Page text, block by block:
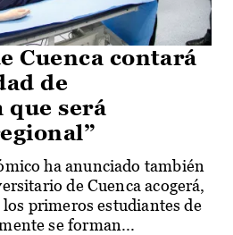
Cuenca contará
de
que será
ha anunciado también
de Cuenca acogerá,
primeros estudiantes de
se forman...